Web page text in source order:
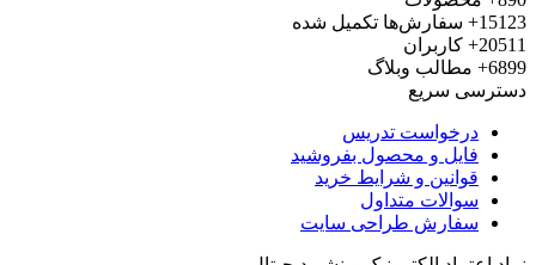
سفارش‌ها تکمیل شده
کاربران
مطالب وبلاگ
سریع
درخواست تدریس
فایل و محصول بفروشید
قوانین و شرایط خرید
سوالات متداول
سفارش طراحی سایت